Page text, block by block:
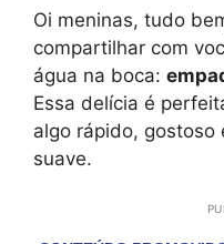
Oi meninas, tudo
compartilhar com
água na boca:
Essa delícia é
algo rápido, gostoso
suave.